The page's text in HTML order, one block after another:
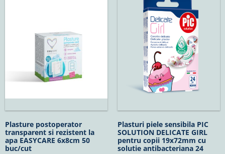
Plasture postoperator
transparent si rezistent la
apa EASYCARE 6x8cm 50
buc/cut
Plasturi piele sensibila PIC
SOLUTION DELICATE GIRL
pentru copii 19x72mm cu
solutie antibacteriana 24